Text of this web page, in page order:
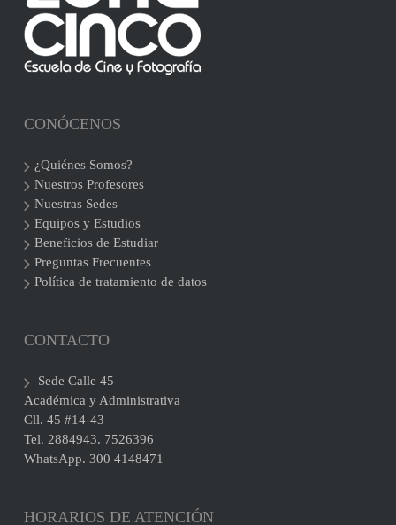
CONÓCENOS
¿Quiénes Somos?
Nuestros Profesores
Nuestras Sedes
Equipos y Estudios
Beneficios de Estudiar
Preguntas Frecuentes
Política de tratamiento de datos
CONTACTO
Sede Calle 45
Académica y Administrativa
Cll. 45 #14-43
Tel. 2884943. 7526396
WhatsApp. 300 4148471
HORARIOS DE ATENCIÓN